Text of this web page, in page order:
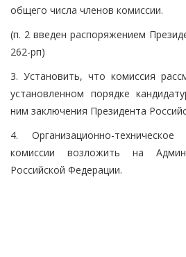
общего числа членов комиссии.
(п. 2 введен распоряжением
262-рп)
3. Установить, что комиссия
установленном порядке
ним заключения Президента
4. Организационно-
комиссии возложить на
Российской Федерации.